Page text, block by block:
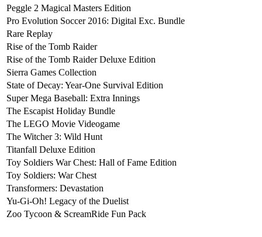
Peggle 2 Magical Masters Edition
Pro Evolution Soccer 2016: Digital Exc. Bundle
Rare Replay
Rise of the Tomb Raider
Rise of the Tomb Raider Deluxe Edition
Sierra Games Collection
State of Decay: Year-One Survival Edition
Super Mega Baseball: Extra Innings
The Escapist Holiday Bundle
The LEGO Movie Videogame
The Witcher 3: Wild Hunt
Titanfall Deluxe Edition
Toy Soldiers War Chest: Hall of Fame Edition
Toy Soldiers: War Chest
Transformers: Devastation
Yu-Gi-Oh! Legacy of the Duelist
Zoo Tycoon & ScreamRide Fun Pack